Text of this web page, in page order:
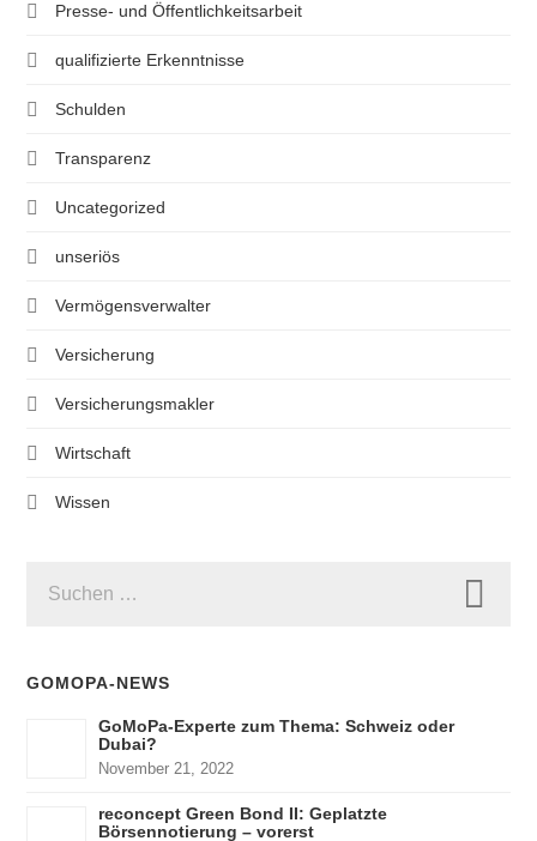
Presse- und Öffentlichkeitsarbeit
qualifizierte Erkenntnisse
Schulden
Transparenz
Uncategorized
unseriös
Vermögensverwalter
Versicherung
Versicherungsmakler
Wirtschaft
Wissen
NACH:
GOMOPA-NEWS
GoMoPa-Experte zum Thema: Schweiz oder
Dubai?
November 21, 2022
reconcept Green Bond II: Geplatzte
Börsennotierung – vorerst